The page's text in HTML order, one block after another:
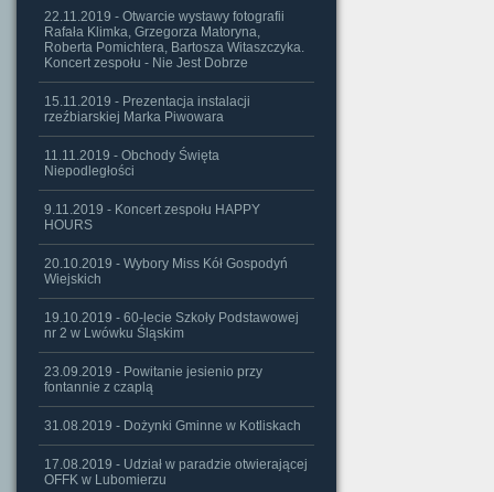
22.11.2019 - Otwarcie wystawy fotografii
Rafała Klimka, Grzegorza Matoryna,
Roberta Pomichtera, Bartosza Witaszczyka.
Koncert zespołu - Nie Jest Dobrze
15.11.2019 - Prezentacja instalacji
rzeźbiarskiej Marka Piwowara
11.11.2019 - Obchody Święta
Niepodległości
9.11.2019 - Koncert zespołu HAPPY
HOURS
20.10.2019 - Wybory Miss Kół Gospodyń
Wiejskich
19.10.2019 - 60-lecie Szkoły Podstawowej
nr 2 w Lwówku Śląskim
23.09.2019 - Powitanie jesienio przy
fontannie z czaplą
31.08.2019 - Dożynki Gminne w Kotliskach
17.08.2019 - Udział w paradzie otwierającej
OFFK w Lubomierzu